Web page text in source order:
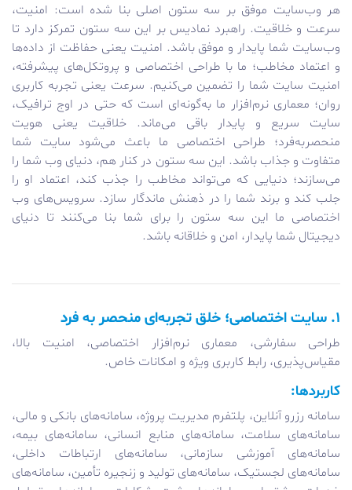
هر وب‌سایت موفق بر سه ستون اصلی بنا شده است: امنیت،
سرعت و خلاقیت. راهبرد نمادیس بر این سه ستون تمرکز دارد تا
وب‌سایت شما پایدار و موفق باشد. امنیت یعنی حفاظت از داده‌ها
و اعتماد مخاطب؛ ما با طراحی اختصاصی و پروتکل‌های پیشرفته،
امنیت سایت شما را تضمین می‌کنیم. سرعت یعنی تجربه کاربری
روان؛ معماری نرم‌افزار ما به‌گونه‌ای است که حتی در اوج ترافیک،
سایت سریع و پایدار باقی می‌ماند. خلاقیت یعنی هویت
منحصربه‌فرد؛ طراحی اختصاصی ما باعث می‌شود سایت شما
متفاوت و جذاب باشد. این سه ستون در کنار هم، دنیای وب شما را
می‌سازند؛ دنیایی که می‌تواند مخاطب را جذب کند، اعتماد او را
جلب کند و برند شما را در ذهنش ماندگار سازد. سرویس‌های وب
اختصاصی ما این سه ستون را برای شما بنا می‌کنند تا دنیای
دیجیتال شما پایدار، امن و خلاقانه باشد.
۱. سایت اختصاصی؛ خلق تجربه‌ای منحصر به فرد
طراحی سفارشی، معماری نرم‌افزار اختصاصی، امنیت بالا،
مقیاس‌پذیری، رابط کاربری ویژه و امکانات خاص.
کاربردها:
سامانه رزرو آنلاین، پلتفرم مدیریت پروژه، سامانه‌های بانکی و مالی،
سامانه‌های سلامت، سامانه‌های منابع انسانی، سامانه‌های بیمه،
سامانه‌های آموزشی سازمانی، سامانه‌های ارتباطات داخلی،
سامانه‌های لجستیک، سامانه‌های تولید و زنجیره تأمین، سامانه‌های